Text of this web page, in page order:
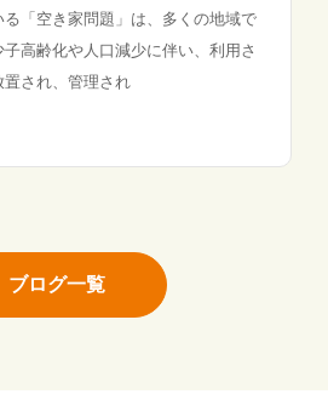
る「空き家問題」は、多くの地域で
高齢化や人口減少に伴い、利用さ
され、管理され
ブログ一覧